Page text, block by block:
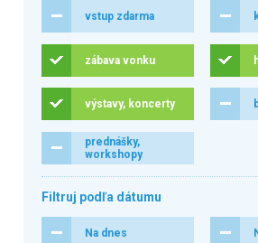
vstup zdarma
zábava vonku
výstavy, koncerty
prednášky,
workshopy
Filtruj podľa dátumu
Na dnes